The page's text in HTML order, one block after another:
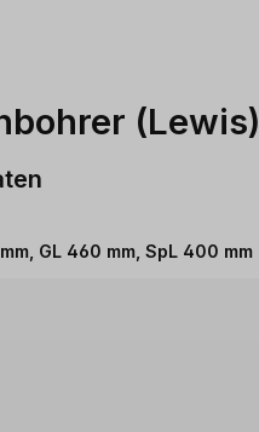
(Lewis)
GL 460 mm, SpL 400 mm